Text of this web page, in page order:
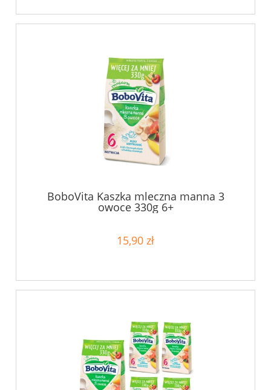
BoboVita Kaszka mleczna manna 3
owoce 330g 6+
15,90 zł